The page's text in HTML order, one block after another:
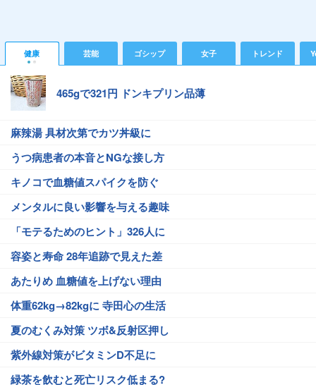
健康 芸能 ゴシップ 女子 トレンド
465gで321円 ドンキプリン品薄
麻辣湯 具材次第でカツ丼級に
うつ病患者の本音とNGな接し方
キノコで血糖値スパイクを防ぐ
メンタルに良い影響を与える趣味
「モテるためのヒント」326人に
容姿と寿命 28年追跡で見えた差
あたりめ 血糖値を上げない理由
体重62kg→82kgに 寺田心の生活
夏のむくみ対策 ツボ&反射区押し
紫外線対策がビタミンD不足に
緑茶を飲むと死亡リスク低まる?